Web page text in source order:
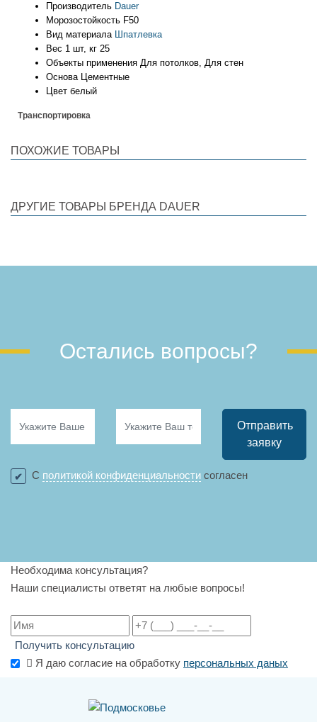
Производитель Dauer
Морозостойкость F50
Вид материала Шпатлевка
Вес 1 шт, кг 25
Объекты применения Для потолков, Для стен
Основа Цементные
Цвет белый
Транспортировка
ПОХОЖИЕ ТОВАРЫ
ДРУГИЕ ТОВАРЫ БРЕНДА DAUER
Остались вопросы?
Отправить
заявку
С политикой конфиденциальности согласен
Необходима консультация?
Наши специалисты ответят на любые вопросы!
Получить консультацию
Я даю согласие на обработку персональных даных